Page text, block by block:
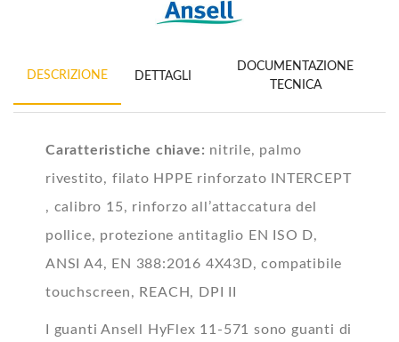
DESCRIZIONE DETTAGLI
DOCUMENTAZIONE
TECNICA
Caratteristiche chiave: nitrile, palmo
rivestito, filato HPPE rinforzato INTERCEPT
, calibro 15, rinforzo all’attaccatura del
pollice, protezione antitaglio EN ISO D,
ANSI A4, EN 388:2016 4X43D, compatibile
touchscreen, REACH, DPI II
I guanti Ansell HyFlex 11-571 sono guanti di